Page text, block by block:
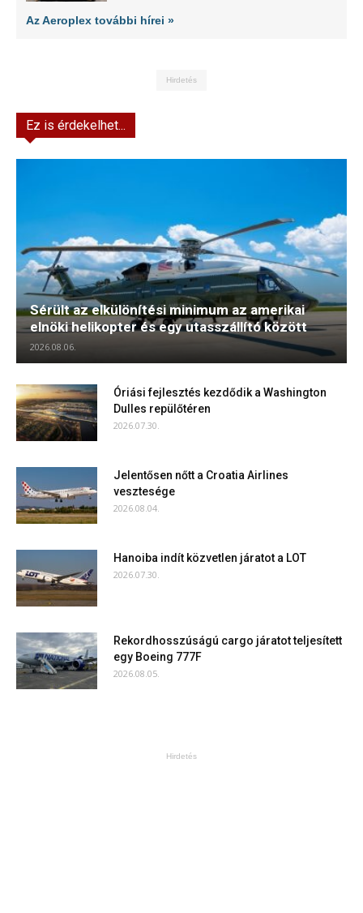
Az Aeroplex további hírei »
Hirdetés
Ez is érdekelhet...
Sérült az elkülönítési minimum az amerikai
elnöki helikopter és egy utasszállító között
2026.08.06.
Óriási fejlesztés kezdődik a Washington
Dulles repülőtéren
2026.07.30.
Jelentősen nőtt a Croatia Airlines
vesztesége
2026.08.04.
Hanoiba indít közvetlen járatot a LOT
2026.07.30.
Rekordhosszúságú cargo járatot teljesített
egy Boeing 777F
2026.08.05.
Hirdetés